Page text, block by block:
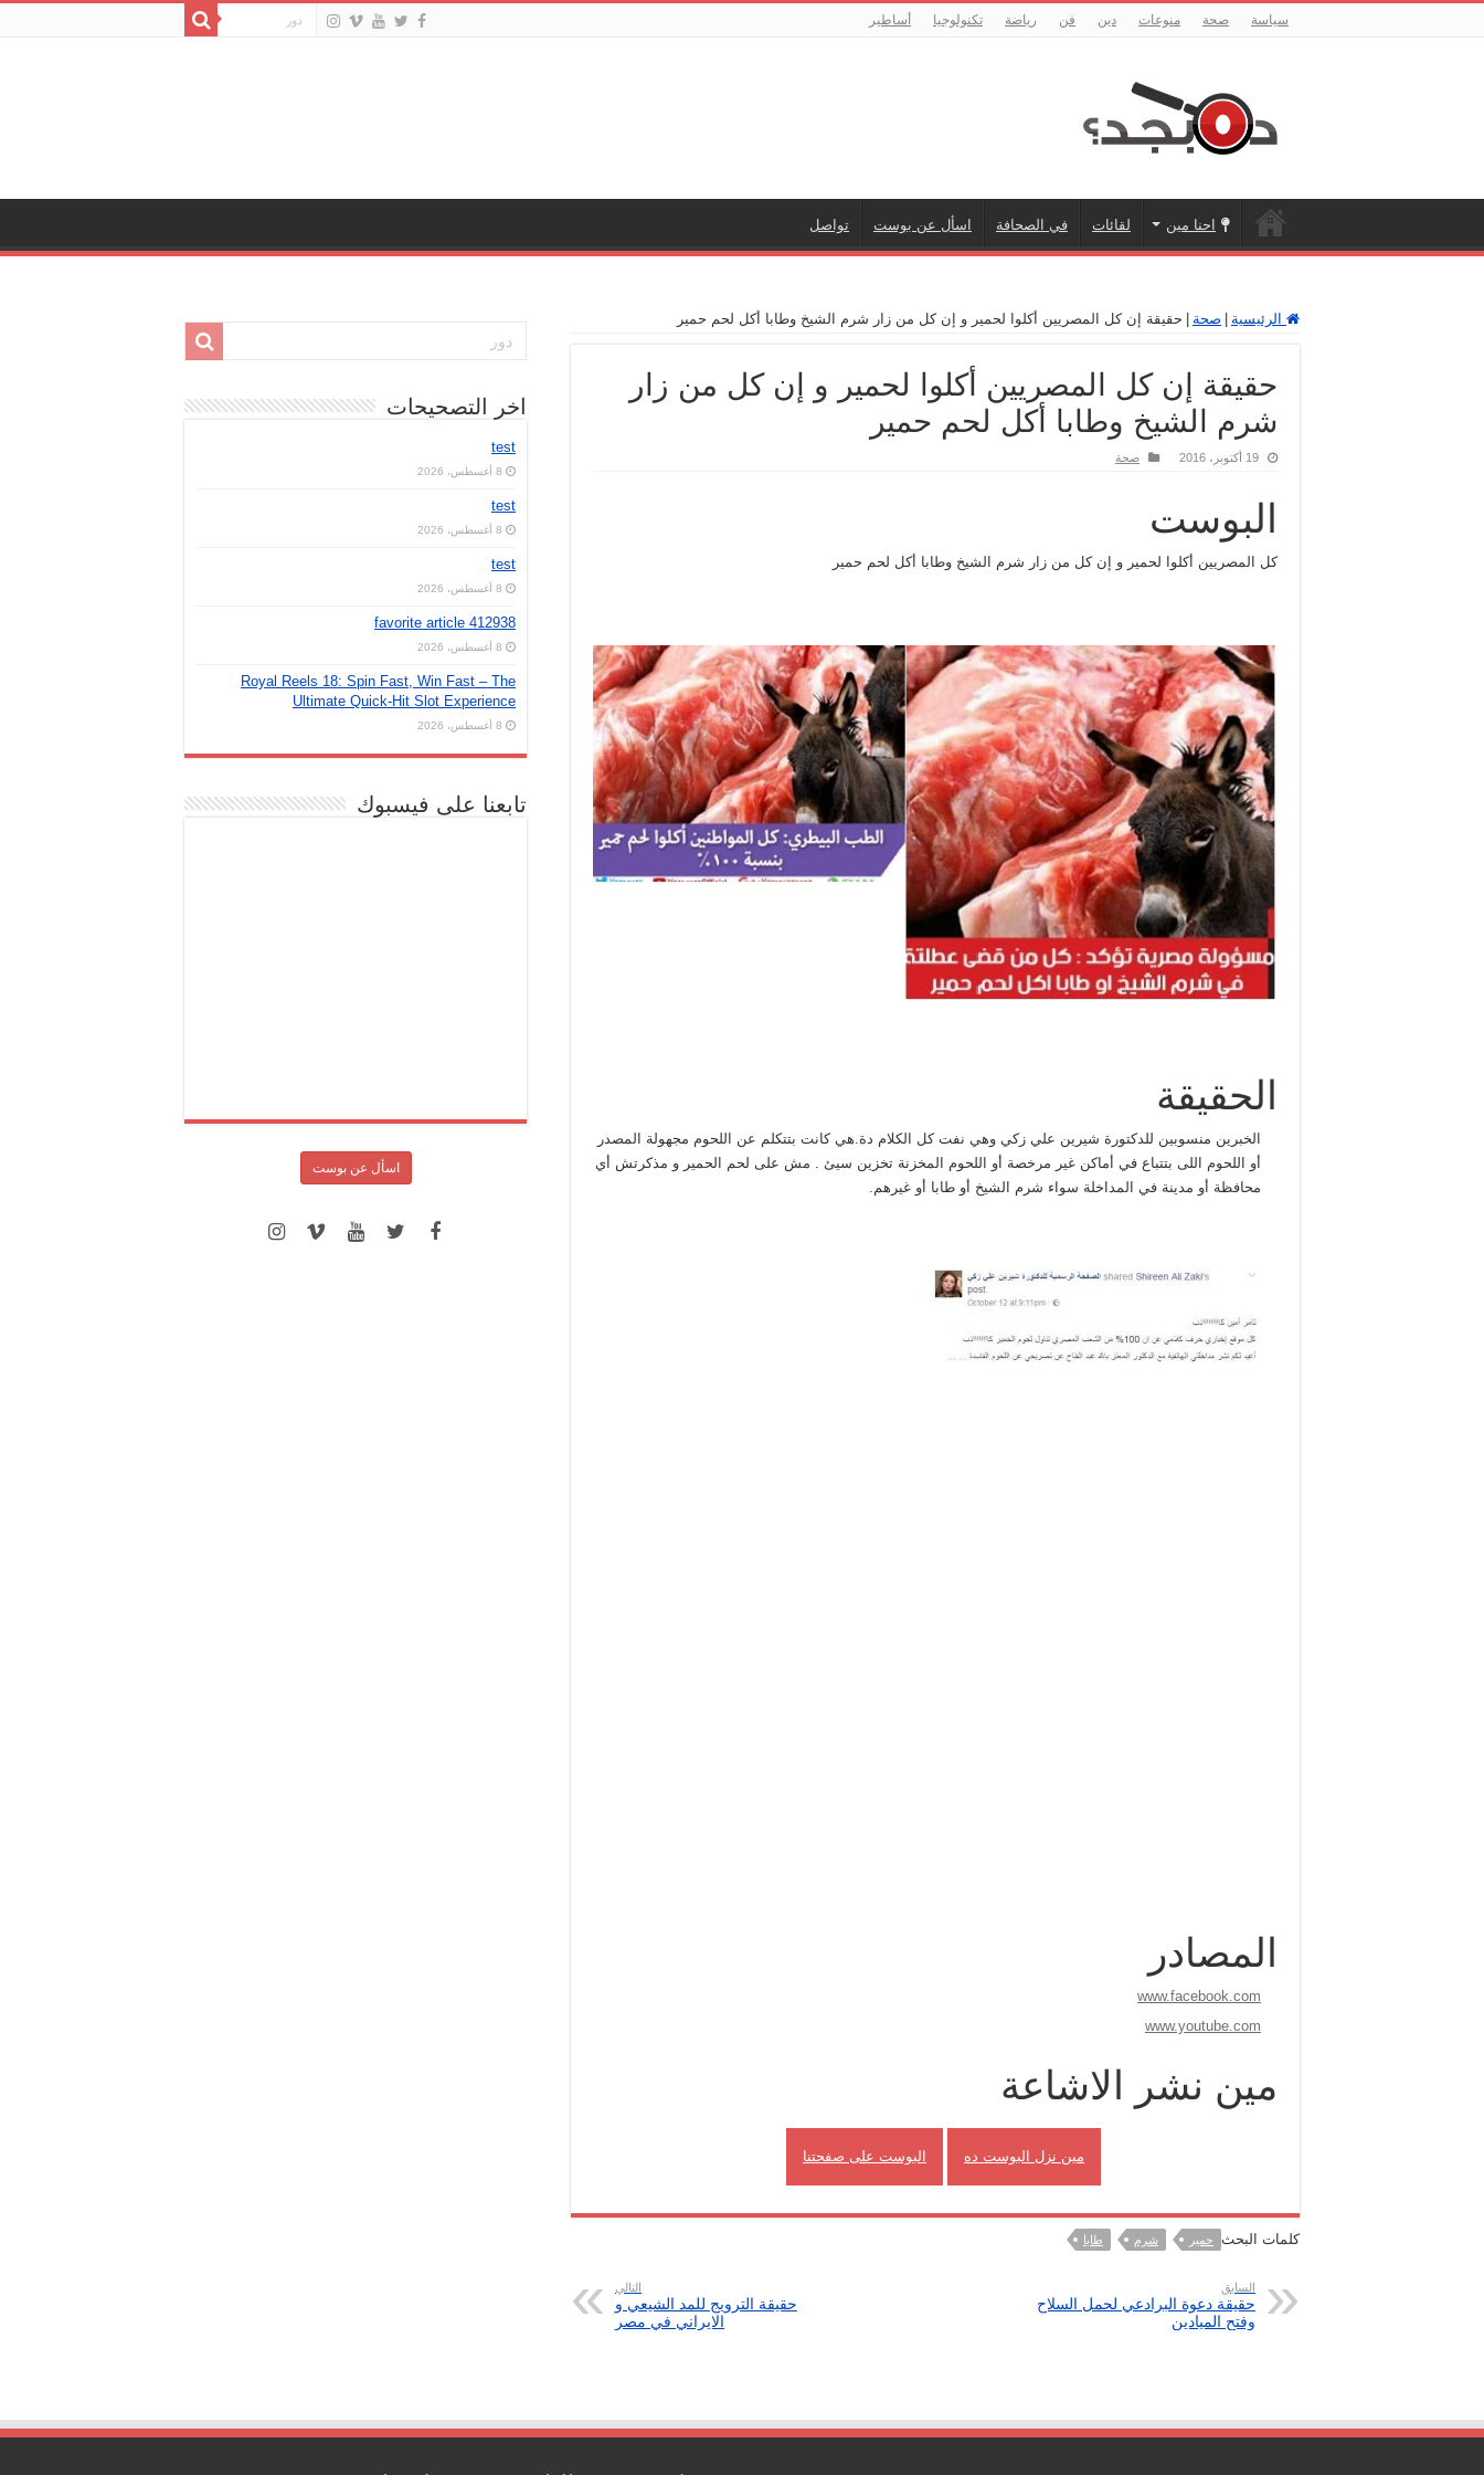
سياسة صحة منوعات دين فن رياضة تكنولوجيا أساطير
احنا مين لقائات في الصحافة اسأل عن بوست تواصل
الرئيسية صحة حقيقة إن كل المصريين أكلوا لحمير و إن كل من زار شرم الشيخ وطابا أكل لحم حمير
حقيقة إن كل المصريين أكلوا لحمير و إن كل من زار
شرم الشيخ وطابا أكل لحم حمير
19 أكتوبر، 2016 صحة
البوست
كل المصريين أكلوا لحمير و إن كل من زار شرم الشيخ وطابا أكل لحم حمير
الحقيقة
الخبرين منسوبين للدكتورة شيرين علي زكي وهي نفت كل الكلام دة.هي كانت بتتكلم عن اللحوم مجهولة المصدر
أو اللحوم اللى بتتباع في أماكن غير مرخصة أو اللحوم المخزنة تخزين سيئ . مش على لحم الحمير و مذكرتش أي
محافظة أو مدينة في المداخلة سواء شرم الشيخ أو طابا أو غيرهم.
المصادر
www.facebook.com
www.youtube.com
مين نشر الاشاعة
مين نزل البوست ده البوست على صفحتنا
كلمات البحث حمير شرم طابا
السابق
حقيقة دعوة البرادعي لحمل السلاح
وفتح الميادين
التالي
حقيقة الترويج للمد الشيعي و
الايراني في مصر
اخر التصحيحات
test
8 أغسطس، 2026
test
8 أغسطس، 2026
test
8 أغسطس، 2026
favorite article 412938
8 أغسطس، 2026
Royal Reels 18: Spin Fast, Win Fast – The
Ultimate Quick‑Hit Slot Experience
8 أغسطس، 2026
تابعنا على فيسبوك
اسأل عن بوست